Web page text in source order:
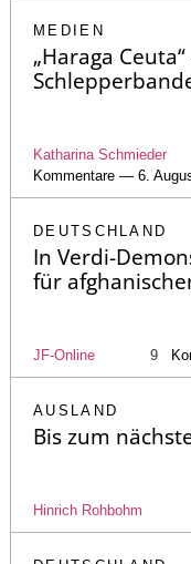
MEDIEN
„Haraga
Katharina Schmieder
Kommentare — 6.
DEUTSCHLAND
In Verdi-
für
JF-Online 9
AUSLAND
Bis zum
Hinrich Rohbohm